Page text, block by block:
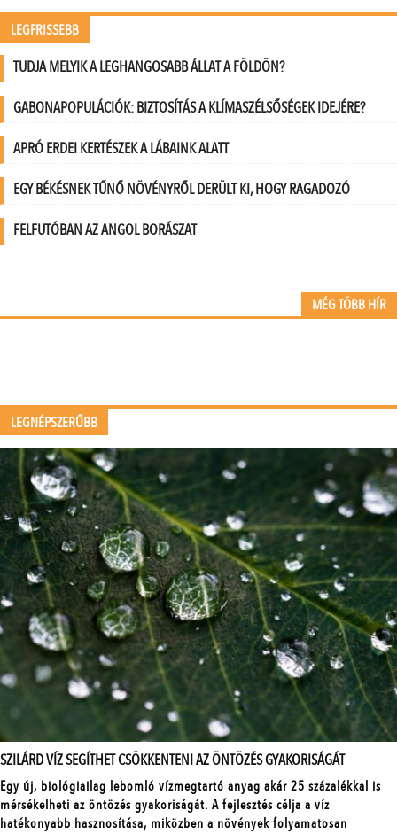
LEGFRISSEBB
TUDJA MELYIK A LEGHANGOSABB ÁLLAT A FÖLDÖN?
GABONAPOPULÁCIÓK: BIZTOSÍTÁS A KLÍMASZÉLSŐSÉGEK IDEJÉRE?
APRÓ ERDEI KERTÉSZEK A LÁBAINK ALATT
EGY BÉKÉSNEK TŰNŐ NÖVÉNYRŐL DERÜLT KI, HOGY RAGADOZÓ
FELFUTÓBAN AZ ANGOL BORÁSZAT
MÉG TÖBB HÍR
LEGNÉPSZERŰBB